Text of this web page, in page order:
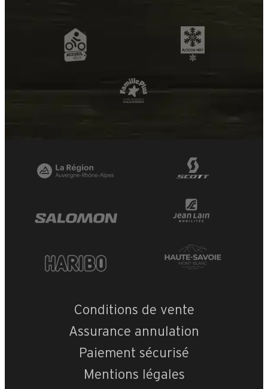
OpenStreetMap Streets
Satellite
OpenStreetMap
Conditions de vente
Assurance annulation
Paiement sécurisé
Mentions légales